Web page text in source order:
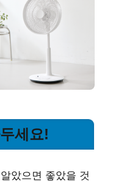
세요!
았으면 좋았을 것